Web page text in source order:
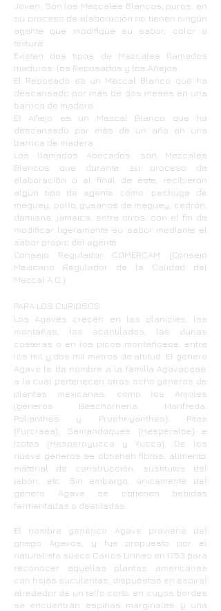
Joven: Son los Mezcales Blancos, puros; en
su proceso de elaboración no tienen ningún
agente que modifique su sabor, color o
textura.
Existen dos tipos de Mezcales llamados
maduros: los Reposados y los Añejos.
El Reposado es un Mezcal Blanco que ha
descansado por más de dos meses en una
barrica de madera.
El Añejo es un Mezcal Blanco que ha
descansado por más de un año en una
barrica de madera.
Los llamados Abocados: son Mezcales
Blancos que durante su proceso de
elaboración o al final de éste, recibieron
algún tipo de agente como: pechuga de
maguey, pollo, gusanos de maguey, cedrón,
damiana, jamaica, entre otros; con el fin de
modificar ligeramente su sabor mediante el
sabor propio del agente.
Consejo Regulador COMERCAM (Consejo
Mexicano Regulador de la Calidad del
Mezcal A.C.).
PARA LOS CURIOSOS
Los Agaves crecen en las planicies, las
montañas, los acantilados, las dunas
costeras o en los picos montañosos, entre
los mil y dos mil metros de altitud. El género
Agave le da nombre a la familia Agavaceae,
a la cual pertenecen otros ocho géneros de
plantas mexicanas, como los Amoles
(géneros Beschorneria, Manfreda,
Polianthes y Prochnyanthes), Pitas
(Furcraea), Samandoques (Hesperaloe) e
Izotes (Hesperoyucca y Yucca). De los
nueve géneros se obtienen fibras, alimento,
material de construcción, sustitutos del
jabón, etc. Sin embargo, únicamente del
género Agave se obtienen bebidas
fermentadas o destiladas.
El nombre genérico Agave proviene del
griego Agavos, y fue propuesto por el
naturalista sueco Carlos Linneo en 1753 para
reconocer aquellas plantas americanas
con hojas suculentas, dispuestas en espiral
alrededor de un tallo corto, en cuyos bordes
se encuentran espinas marginales y una